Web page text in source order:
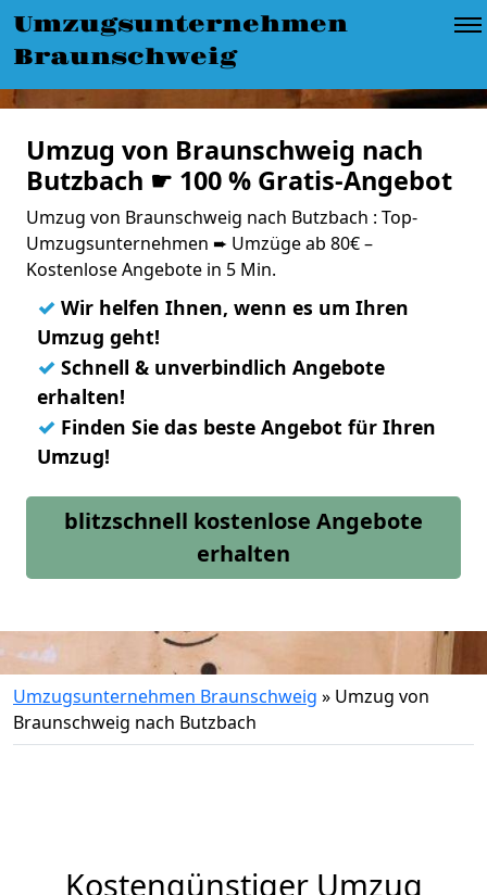
Umzugsunternehmen
Braunschweig
Umzug von Braunschweig nach
Butzbach ☛ 100 % Gratis-Angebot
Umzug von Braunschweig nach Butzbach : Top-
Umzugsunternehmen ➨ Umzüge ab 80€ –
Kostenlose Angebote in 5 Min.
✓ Wir helfen Ihnen, wenn es um Ihren
Umzug geht!
✓ Schnell & unverbindlich Angebote
erhalten!
✓ Finden Sie das beste Angebot für Ihren
Umzug!
blitzschnell kostenlose Angebote
erhalten
Umzugsunternehmen Braunschweig » Umzug von
Braunschweig nach Butzbach
Kostengünstiger Umzug